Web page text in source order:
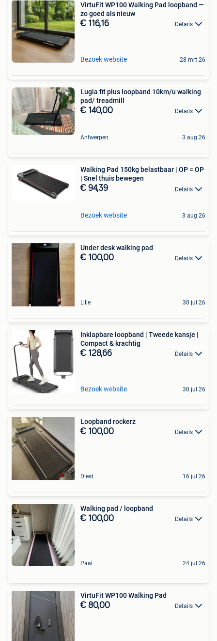
VirtuFit WP100 Walking Pad loopband —
zo goed als nieuw
€ 116,16 Details
Bezoek website 28 mrt 26
Lugia fit plus loopband 10km/u walking
pad/ treadmill
€ 140,00 Details
Antwerpen 3 aug 26
Walking Pad 150kg belastbaar | OP = OP
| Snel thuis bewegen
€ 94,39 Details
Bezoek website 3 aug 26
Under desk walking pad
€ 100,00 Details
Lille 30 jul 26
Inklapbare loopband | Tweede kansje |
Compact & krachtig
€ 128,66 Details
Bezoek website 30 jul 26
Loopband rockerz
€ 100,00 Details
Diest 16 jul 26
Walking pad / loopband
€ 100,00 Details
Paal 24 jul 26
VirtuFit WP100 Walking Pad
€ 80,00 Details